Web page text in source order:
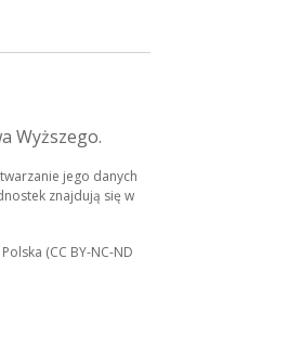
Wyższego.
jego danych
znajdują się w
(CC BY-NC-ND